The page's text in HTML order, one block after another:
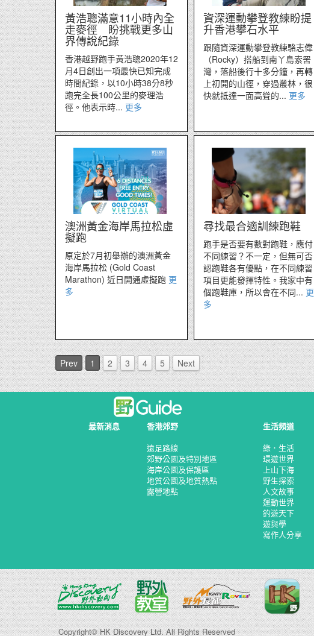
黃浩聰滿意11小時內全
走麥徑 盼挑戰更多山
界傳說紀錄
香港越野跑手黃浩聰2020年12
月4日創出一項最快已知完成
時間紀錄，以10小時38分8秒
跑完全長100公里的麥理浩
徑。他表示時... 更多
資深運動攀登教練盼提
升香港攀石水平
跟隨資深運動攀登教練駱志偉
（Rocky）搭船到南丫島索罟
灣，落船後行十多分鐘，再轉
上初開的山徑，穿過叢林，很
快就抵達一面高聳的... 更多
澳洲黃金海岸馬拉松虛
擬跑
原定於7月初舉辦的澳洲黃金
海岸馬拉松 (Gold Coast
Marathon) 近日開通虛擬跑 更
多
尋找最合適訓練跑鞋
跑手是否要有數對跑鞋，應付
不同練習？不一定，但無可否
認跑鞋各有優點，在不同練習
項目更能發揮特性。我家中有
個跑鞋庫，所以會在不同... 更
多
Prev 1 2 3 4 5 Next
最新消息
香港郊野
遠足路線
郊野公園及特別地區
海岸公園及保護區
地質公園及地質熱點
露營地點
生活頻道
綠．生活
環遊世界
上山下海
野生探索
人文故事
運動世界
釣遊天下
遊與學
寫作人分享
Copyright© HK Discovery Ltd. All Rights Reserved